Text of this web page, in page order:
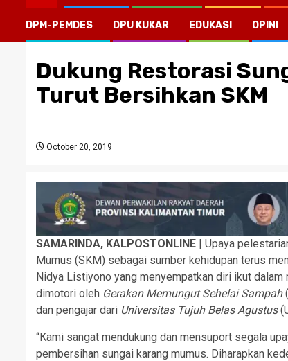
DPM-PEMDES DPU KUKAR EDUKASI OPINI
Dukung Restorasi
Turut Bersihkan SKM
October 20, 2019
SAMARINDA, KALPOSTONLINE | Upaya
Mumus (SKM) sebagai sumber kehidupan terus
Nidya Listiyono yang menyempatkan diri ikut
dimotori oleh Gerakan Memungut Sehelai Sampah
dan pengajar dari Universitas Tujuh Belas Agustus
“Kami sangat mendukung dan mensuport segala
pembersihan sungai karang mumus. Diharapkan